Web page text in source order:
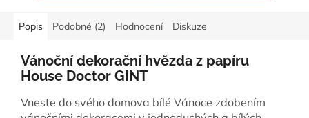
Popis Podobné (2) Hodnocení Diskuze
Vánoční dekorační hvězda z papíru
House Doctor GINT
Vneste do svého domova bílé Vánoce zdobením